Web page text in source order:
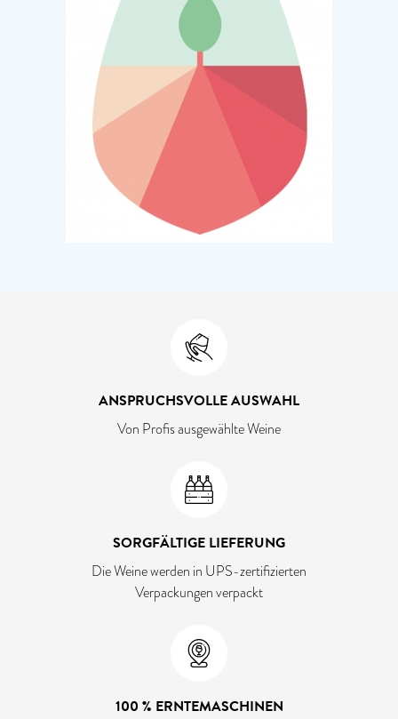
ANSPRUCHSVOLLE AUSWAHL
Von Profis ausgewählte Weine
SORGFÄLTIGE LIEFERUNG
Die Weine werden in UPS-zertifizierten
Verpackungen verpackt
100 % ERNTEMASCHINEN